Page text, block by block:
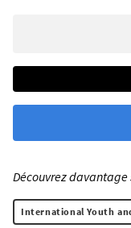
Découvrez davantage
International Youth